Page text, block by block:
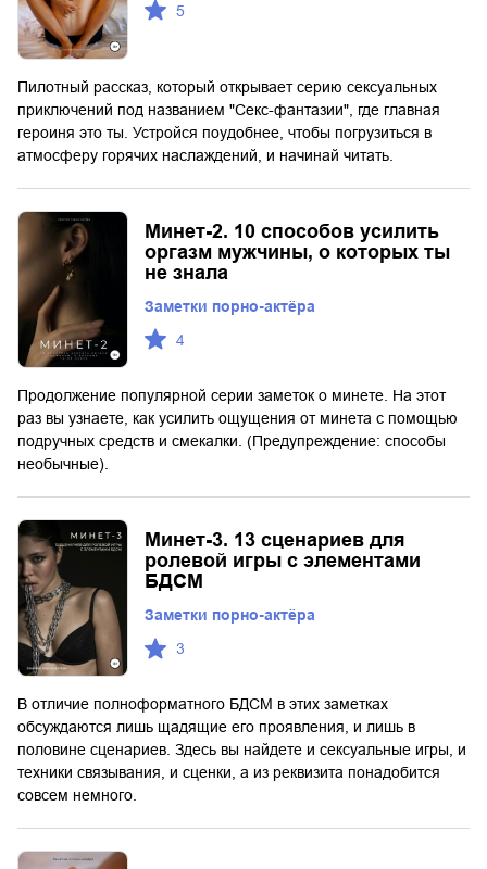
5
Пилотный рассказ, который открывает серию сексуальных
приключений под названием "Секс-фантазии", где главная
героиня это ты. Устройся поудобнее, чтобы погрузиться в
атмосферу горячих наслаждений, и начинай читать.
Минет-2. 10 способов усилить
оргазм мужчины, о которых ты
не знала
Заметки порно-актёра
4
Продолжение популярной серии заметок о минете. На этот
раз вы узнаете, как усилить ощущения от минета с помощью
подручных средств и смекалки. (Предупреждение: способы
необычные).
Минет-3. 13 сценариев для
ролевой игры с элементами
БДСМ
Заметки порно-актёра
3
В отличие полноформатного БДСМ в этих заметках
обсуждаются лишь щадящие его проявления, и лишь в
половине сценариев. Здесь вы найдете и сексуальные игры, и
техники связывания, и сценки, а из реквизита понадобится
совсем немного.